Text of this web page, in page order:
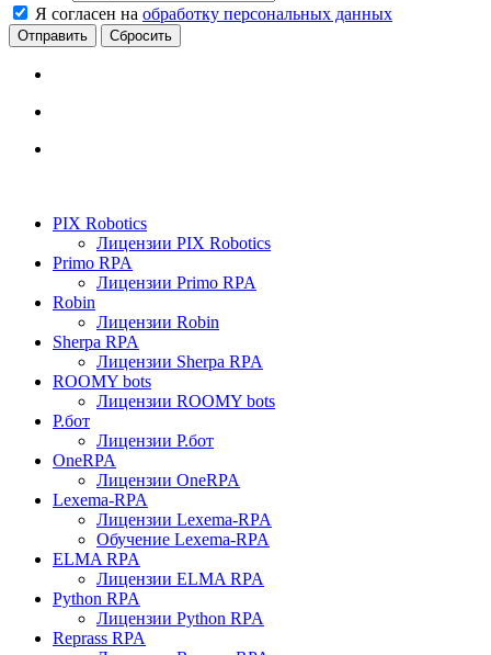
Я согласен на обработку персональных данных
Сбросить
PIX Robotics
Лицензии PIX Robotics
Primo RPA
Лицензии Primo RPA
Robin
Лицензии Robin
Sherpa RPA
Лицензии Sherpa RPA
ROOMY bots
Лицензии ROOMY bots
Р.бот
Лицензии Р.бот
OneRPA
Лицензии OneRPA
Lexema-RPA
Лицензии Lexema-RPA
Обучение Lexema-RPA
ELMA RPA
Лицензии ELMA RPA
Python RPA
Лицензии Python RPA
Reprass RPA